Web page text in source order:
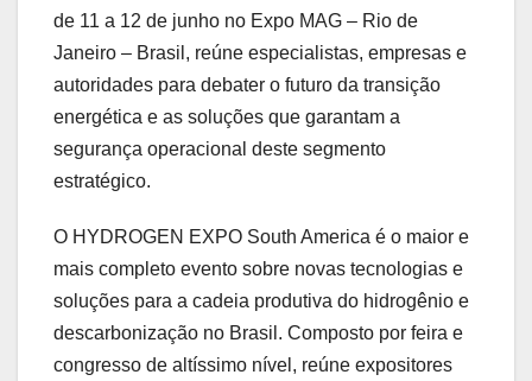
de 11 a 12 de junho no Expo MAG – Rio de
Janeiro – Brasil, reúne especialistas, empresas e
autoridades para debater o futuro da transição
energética e as soluções que garantam a
segurança operacional deste segmento
estratégico.
O HYDROGEN EXPO South America é o maior e
mais completo evento sobre novas tecnologias e
soluções para a cadeia produtiva do hidrogênio e
descarbonização no Brasil. Composto por feira e
congresso de altíssimo nível, reúne expositores